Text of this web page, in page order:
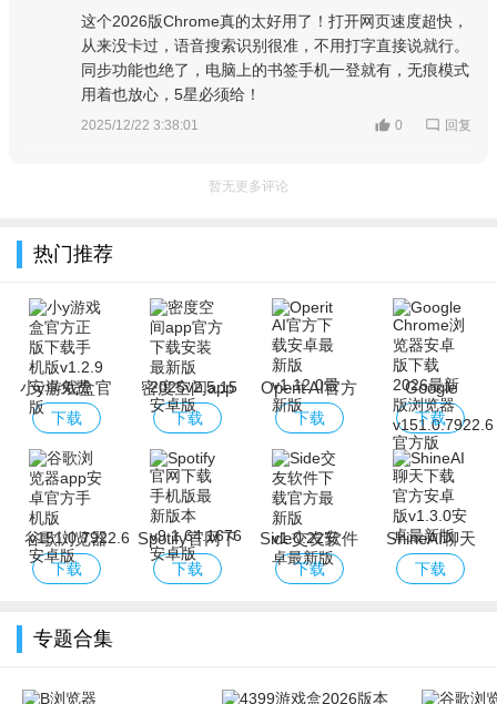
这个2026版Chrome真的太好用了！打开网页速度超快，
从来没卡过，语音搜索识别很准，不用打字直接说就行。
同步功能也绝了，电脑上的书签手机一登就有，无痕模式
用着也放心，5星必须给！
2025/12/22 3:38:01 0 回复
暂无更多评论
热门推荐
小y游戏盒官
方正版下载手
下载
密度空间app
官方下载安装
最新版2025
下载
Operit AI官方
下载安卓最新
下载
Google
Chrome浏览
器安卓版下载
2026最新版浏
览器
下载
谷歌浏览器
app安卓官方
下载
Spotify官网下
载手机版最新
下载
Side交友软件
下载官方最新
下载
ShineAI聊天
下载官方安卓
下载
专题合集